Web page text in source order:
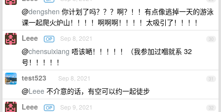
@dengshen 你计划了吗？？？啊？！！有点像逃掉一天的游泳
课一起爬火炉山！！！！啊啊啊！！！！太吸引了！！！！
30
Leee OP Sep 8, 2021
@chensuixiang 唔该嗮！！！！！（我参加过嗰就系 32
号！！！！！
31
test523 Sep 8, 2021
@Leee 不介意的话，有空可以约一起徒步
32
Leee OP Sep 9, 2021